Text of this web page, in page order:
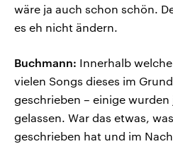
wäre ja auch schon schön.
es eh nicht ändern.
Buchmann: Innerhalb
vielen Songs dieses im
geschrieben – einige
gelassen. War das etwas,
geschrieben hat und im